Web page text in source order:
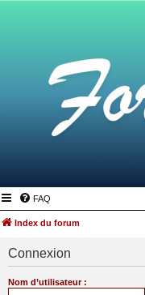
FAQ
Index du forum
Connexion
Nom d’utilisateur :